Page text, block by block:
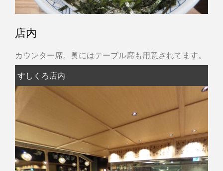
店内
カウンター席。奥にはテーブル席も用意されてます。
すしくろ店内